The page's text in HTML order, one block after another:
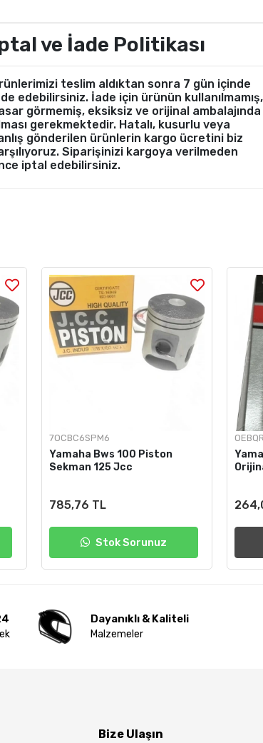
ve İade Politikası
teslim aldıktan sonra 7 gün içinde
edebilirsiniz. İade için ürünün kullanılmamış,
görmemiş, eksiksiz ve orijinal ambalajında
gerekmektedir. Hatalı, kusurlu veya
gönderilen ürünlerin kargo ücretini biz
Siparişinizi kargoya verilmeden
iptal edebilirsiniz.
Stok Sorunuz
7OCBC6SPM6
Yamaha Bws 100 Piston
Sekman 125 Jcc
785,76 TL
Stok Sorunuz
Dayanıklı & Kaliteli
Malzemeler
Bize Ulaşın